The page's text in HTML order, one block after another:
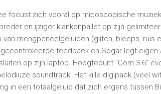
focust zich vooral op micoscopische
en ijziger klankenpallet op zijn
mengpeneelgeluiden (glitch, bleeps, ruis
feedback en Sogar legt
op zijn laptop. Hoogtepunt “Com.3.6”
soundtrack. Het kille digipack (veel
in een totaalgeluid dat zich ergens tussen